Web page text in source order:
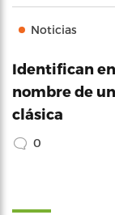
Noticias
Identifican
nombre de
clásica
0